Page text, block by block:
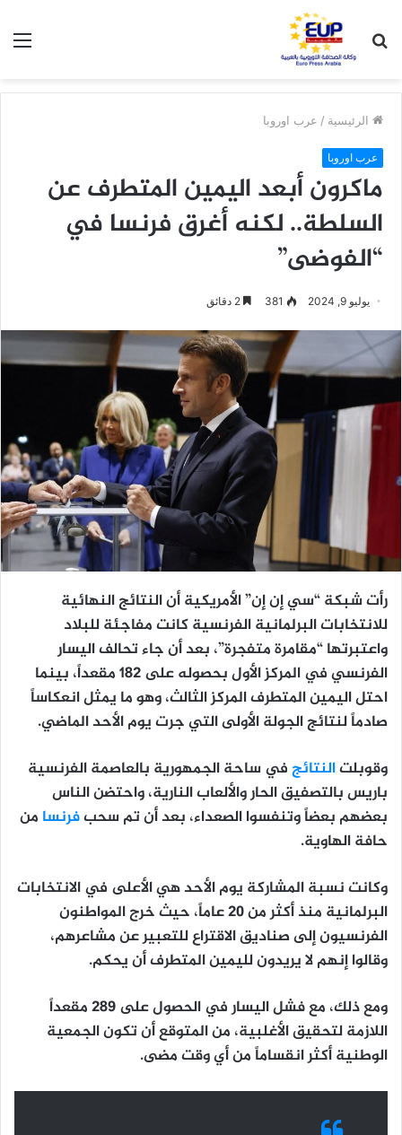
عن
الرئيسية / عرب اوروبا
عرب اوروبا
ماكرون أبعد اليمين المتطرف عن
السلطة.. لكنه أغرق فرنسا في
“الفوضى”
يوليو 9, 2024 381
رأت شبكة “سي إن إن” الأمريكية أن النتائج النهائية
للانتخابات البرلمانية الفرنسية كانت مفاجئة للبلاد
واعتبرتها “مقامرة متفجرة”، بعد أن جاء تحالف اليسار
الفرنسي في المركز الأول بحصوله على 182 مقعداً، بينما
احتل اليمين المتطرف المركز الثالث، وهو ما يمثل انعكاساً
صادماً لنتائج الجولة الأولى التي جرت يوم الأحد الماضي.
وقوبلتالنتائجفي ساحة الجمهورية بالعاصمة الفرنسية
باريس بالتصفيق الحار والألعاب النارية، واحتضن الناس
بعضهم بعضاً وتنفسوا الصعداء، بعد أن تم سحبفرنسا من
حافة الهاوية.
وكانت نسبة المشاركة يوم الأحد هي الأعلى في الانتخابات
البرلمانية منذ أكثر من 20 عاماً، حيث خرج المواطنون
الفرنسيون إلى صناديق الاقتراع للتعبير عن مشاعرهم،
وقالوا إنهم لا يريدون لليمين المتطرف أن يحكم.
ومع ذلك، مع فشل اليسار في الحصول على 289 مقعداً
اللازمة لتحقيق الأغلبية، من المتوقع أن تكون الجمعية
الوطنية أكثر انقساماً من أي وقت مضى.